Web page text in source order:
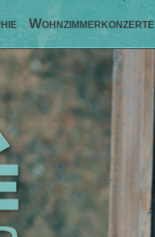
Wohnzimmerkonzerte